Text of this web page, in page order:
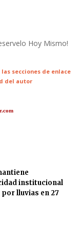
Hoy Mismo!
secciones de enlace
del autor
institucional
lluvias en 27